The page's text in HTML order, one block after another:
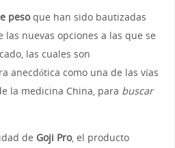
pesoque han sido bautizadas
las nuevas opciones a las que se
las cuales son
anecdótica como una de las vías
la medicina China, para buscar
de Goji Pro, el producto